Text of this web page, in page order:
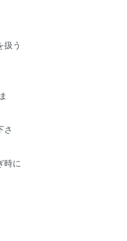
扱う
さ
時に